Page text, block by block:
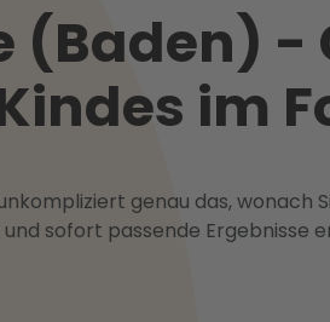
(Baden) -
im
genau das, wonach
sofort passende Ergebnisse